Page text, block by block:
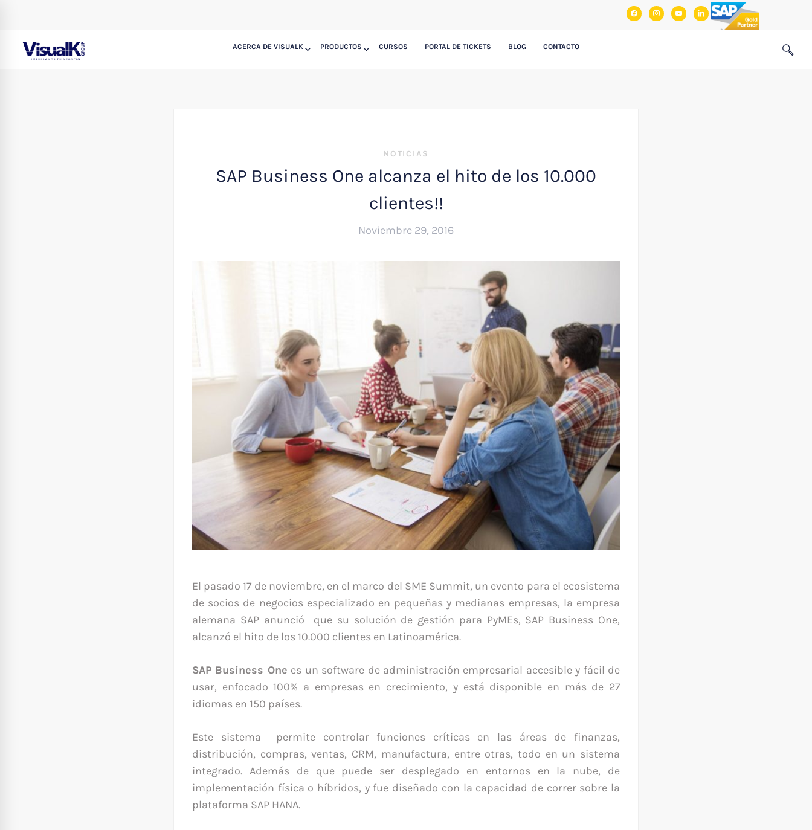
facebookinstagram
youtubelinkedin
ACERCA DE VISUALK PRODUCTOS CURSOS PORTAL DE TICKETS BLOG CONTACTO
NOTICIAS
SAP Business One alcanza el hito de los 10.000
clientes!!
Noviembre 29, 2016
El pasado 17 de noviembre, en el marco del SME Summit, un evento para el ecosistema
de socios de negocios especializado en pequeñas y medianas empresas, la empresa
alemana SAP anunció que su solución de gestión para PyMEs, SAP Business One,
alcanzó el hito de los 10.000 clientes en Latinoamérica.
SAP Business One es un software de administración empresarial accesible y fácil de
usar, enfocado 100% a empresas en crecimiento, y está disponible en más de 27
idiomas en 150 países.
Este sistema permite controlar funciones críticas en las áreas de finanzas,
distribución, compras, ventas, CRM, manufactura, entre otras, todo en un sistema
integrado. Además de que puede ser desplegado en entornos en la nube, de
implementación física o híbridos, y fue diseñado con la capacidad de correr sobre la
plataforma SAP HANA.